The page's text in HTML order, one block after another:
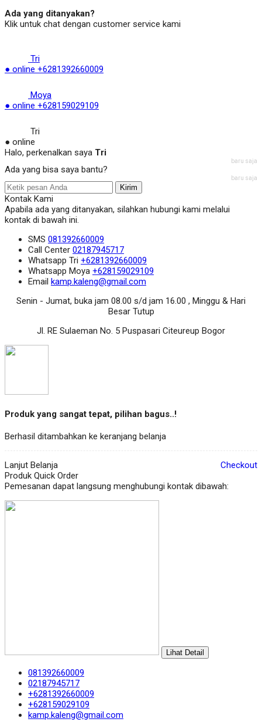
Ada yang ditanyakan?
Klik untuk chat dengan customer service kami
Tri
● online +6281392660009
Moya
● online +628159029109
Tri
● online
Halo, perkenalkan saya Tri
baru saja
Ada yang bisa saya bantu?
baru saja
Kirim
Kontak Kami
Apabila ada yang ditanyakan, silahkan hubungi kami melalui
kontak di bawah ini.
SMS 081392660009
Call Center 02187945717
Whatsapp Tri +6281392660009
Whatsapp Moya +628159029109
Email kamp.kaleng@gmail.com
Senin - Jumat, buka jam 08.00 s/d jam 16.00 , Minggu & Hari
Besar Tutup
Jl. RE Sulaeman No. 5 Puspasari Citeureup Bogor
Produk yang sangat tepat, pilihan bagus..!
Berhasil ditambahkan ke keranjang belanja
Lanjut Belanja
Checkout
Produk Quick Order
Pemesanan dapat langsung menghubungi kontak dibawah:
Lihat Detail
081392660009
02187945717
+6281392660009
+628159029109
kamp.kaleng@gmail.com